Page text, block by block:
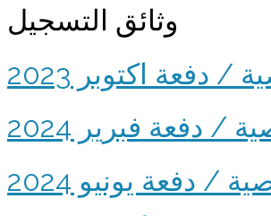
وثائق التسجيل
اكتوبر 2023
دفعة فبرير 2024
دفعة يونيو 2024